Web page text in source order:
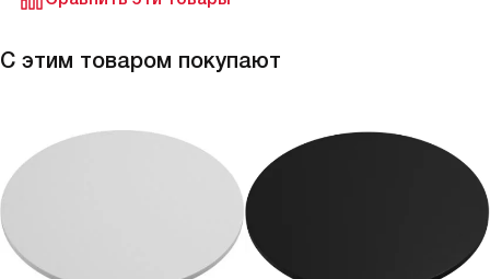
С этим товаром покупают